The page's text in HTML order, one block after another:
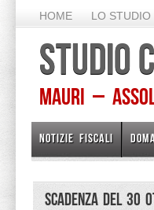
HOME LO STUDIO
Mauri –
NOTIZIE FISCALI
Scadenza del 30